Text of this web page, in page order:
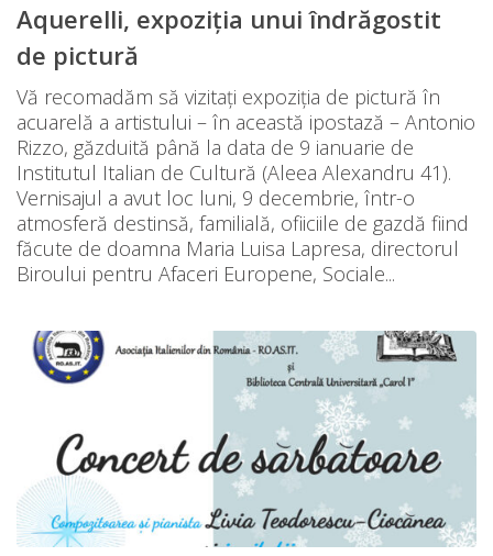
Aquerelli, expoziția unui îndrăgostit
de pictură
Vă recomadăm să vizitați expoziția de pictură în
acuarelă a artistului – în această ipostază – Antonio
Rizzo, găzduită până la data de 9 ianuarie de
Institutul Italian de Cultură (Aleea Alexandru 41).
Vernisajul a avut loc luni, 9 decembrie, într-o
atmosferă destinsă, familială, ofiiciile de gazdă fiind
făcute de doamna Maria Luisa Lapresa, directorul
Biroului pentru Afaceri Europene, Sociale...